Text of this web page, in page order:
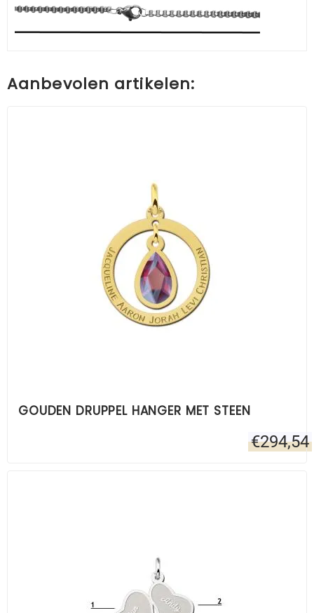
Aanbevolen artikelen:
GOUDEN DRUPPEL HANGER MET STEEN
€294,54